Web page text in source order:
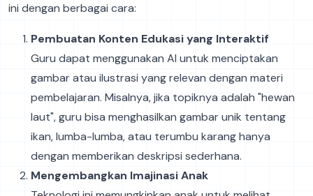
ini dengan berbagai cara:
Pembuatan Konten Edukasi yang Interaktif
Guru dapat menggunakan AI untuk menciptakan
gambar atau ilustrasi yang relevan dengan materi
pembelajaran. Misalnya, jika topiknya adalah "hewan
laut", guru bisa menghasilkan gambar unik tentang
ikan, lumba-lumba, atau terumbu karang hanya
dengan memberikan deskripsi sederhana.
Mengembangkan Imajinasi Anak